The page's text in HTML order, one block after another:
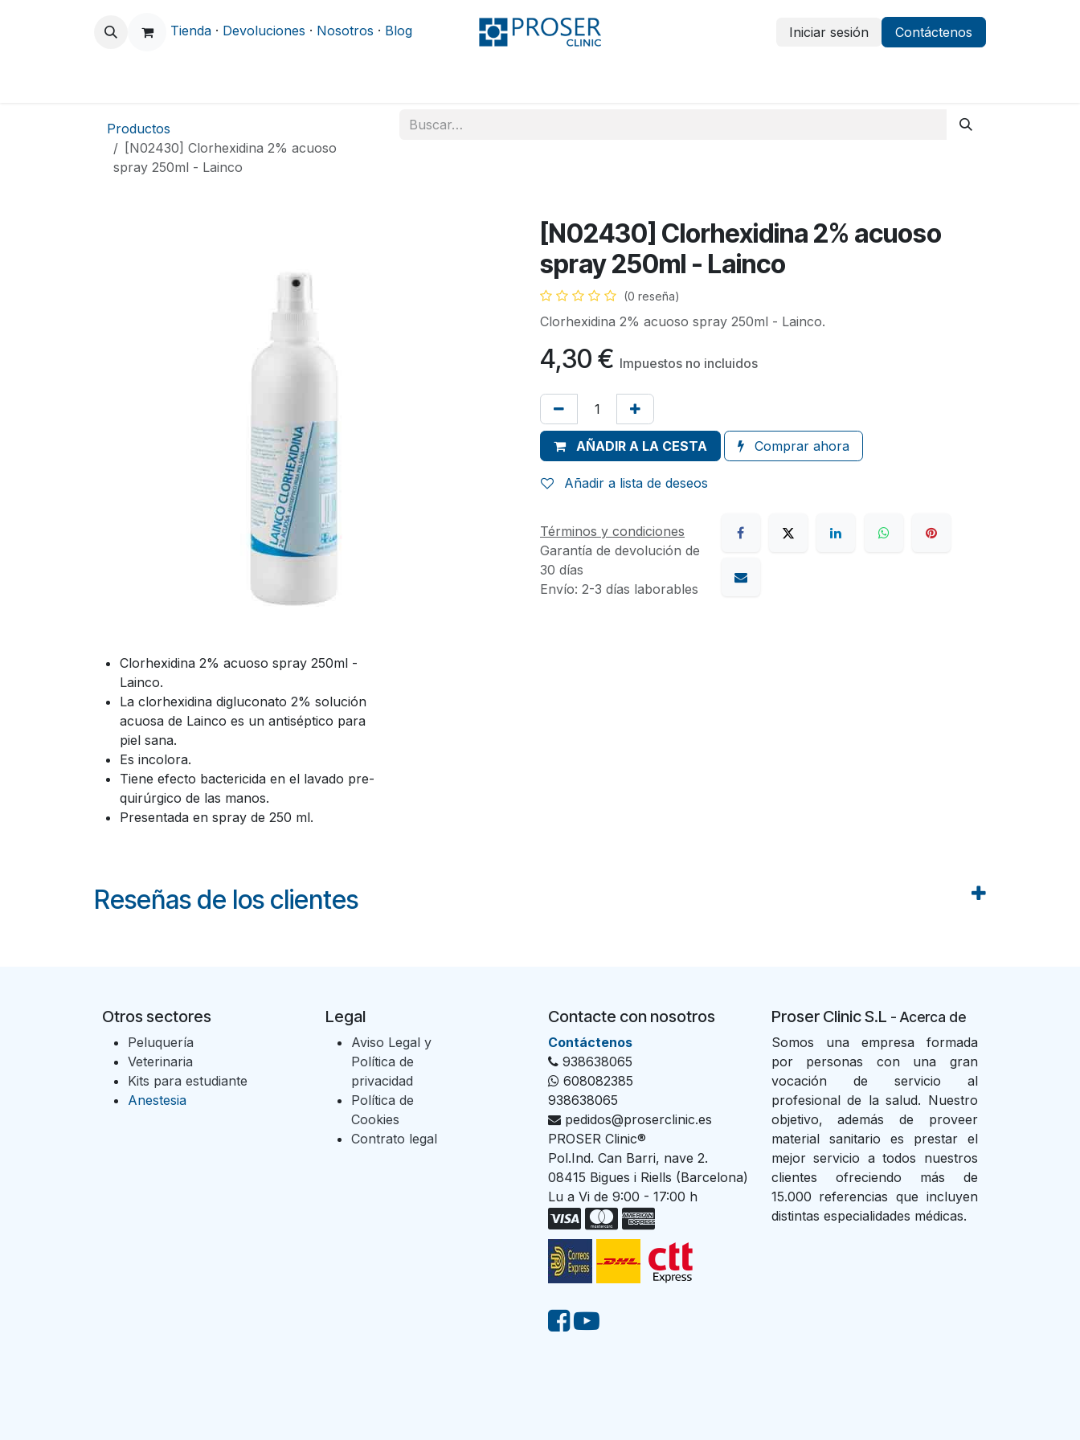
Tienda · Devoluciones · Nosotros · Blog Iniciar sesión Contáctenos
Productos
[N02430] Clorhexidina 2% acuoso
spray 250ml - Lainco
[N02430] Clorhexidina 2% acuoso
spray 250ml - Lainco
(0 reseña)
Clorhexidina 2% acuoso spray 250ml - Lainco.
4,30 € Impuestos no incluidos
AÑADIR A LA CESTA Comprar ahora
Añadir a lista de deseos
Términos y condiciones
Garantía de devolución de
30 días
Envío: 2-3 días laborables
Clorhexidina 2% acuoso spray 250ml -
Lainco.
La clorhexidina digluconato 2% solución
acuosa de Lainco es un antiséptico para
piel sana.
Es incolora.
Tiene efecto bactericida en el lavado pre-
quirúrgico de las manos.
Presentada en spray de 250 ml.
Reseñas de los clientes
Otros sectores
Peluquería
Veterinaria
Kits para estudiante
Anestesia
Proser Clinic S.L - Acerca de
Somos una empresa formada
por personas con una gran
vocación de servicio al
profesional de la salud. Nuestro
objetivo, además de proveer
material sanitario es prestar el
mejor servicio a todos nuestros
clientes ofreciendo más de
15.000 referencias que incluyen
distintas especialidades médicas.
Contacte con nosotros
Con​tác​tenos
938638065
608082385
938638065
pedidos@proserclinic.es
PROSER Clinic®
Pol.Ind. Can Barri, nave 2.
08415 Bigues i Riells (Barcelona)
Lu a Vi de 9:00 - 17:00 h
Legal
Aviso Legal y
Política de
privacidad
Política de
Cookies
Contrato legal